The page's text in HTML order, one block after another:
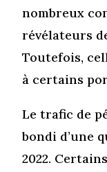
nombreux
révélateurs
Toutefois,
à certains
Le trafic de
bondi d’une
2022.